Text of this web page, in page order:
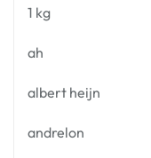
1 kg
ah
albert heijn
andrelon